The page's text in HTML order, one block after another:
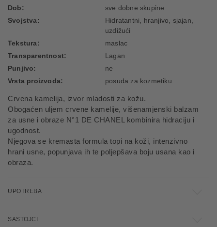
Crvena kamelija, izvor mladosti za kožu.
Obogaćen uljem crvene kamelije, višenamjenski balzam
za usne i obraze N°1 DE CHANEL kombinira hidraciju i
ugodnost.
Njegova se kremasta formula topi na koži, intenzivno
hrani usne, popunjava ih te poljepšava boju usana kao i
obraza.
Dob:
sve dobne skupine
Svojstva:
Hidratantni, hranjivo, sjajan,
uzdižući
Tekstura:
maslac
Transparentnost:
Lagan
Punjivo:
ne
Vrsta proizvoda:
posuda za kozmetiku
UPOTREBA
SASTOJCI